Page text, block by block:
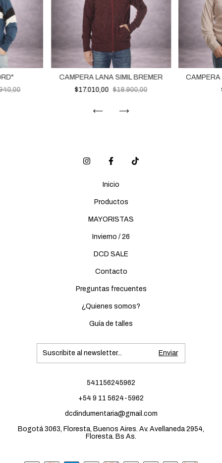
CAMPERA LANA SIMIL BREMER
$17.010,00 $18.900,00
CAMPERA
Inicio
Productos
MAYORISTAS
Invierno / 26
DCD SALE
Contacto
Preguntas frecuentes
¿Quienes somos?
Guía de talles
541156245962
+54 9 11 5624-5962
dcdindumentaria@gmail.com
Bogotá 3063, Floresta, Buenos Aires. Av. Avellaneda 2954,
Floresta. Bs As.